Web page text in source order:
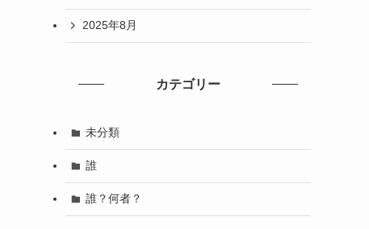
2025年8月
カテゴリー
未分類
誰
誰？何者？